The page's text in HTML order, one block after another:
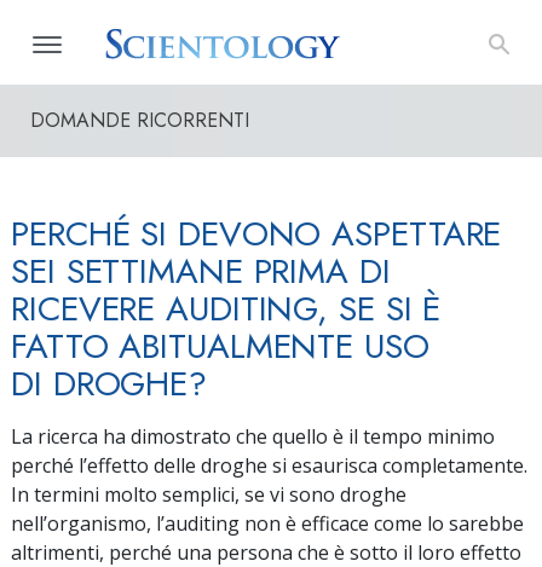
DOMANDE RICORRENTI
PERCHÉ SI DEVONO ASPETTARE
SEI SETTIMANE PRIMA DI
RICEVERE AUDITING, SE SI È
FATTO ABITUALMENTE USO
DI DROGHE?
La ricerca ha dimostrato che quello è il tempo minimo
perché l’effetto delle droghe si esaurisca completamente.
In termini molto semplici, se vi sono droghe
nell’organismo, l’auditing non è efficace come lo sarebbe
altrimenti, perché una persona che è sotto il loro effetto